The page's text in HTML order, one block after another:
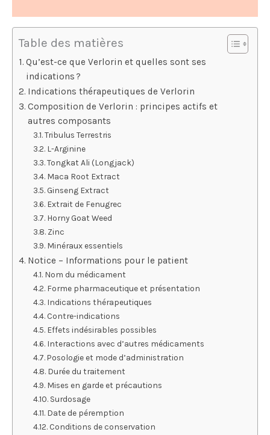
Table des matières
Qu’est-ce que Verlorin et quelles sont ses
indications ?
Indications thérapeutiques de Verlorin
Composition de Verlorin : principes actifs et
autres composants
Tribulus Terrestris
L-Arginine
Tongkat Ali (Longjack)
Maca Root Extract
Ginseng Extract
Extrait de Fenugrec
Horny Goat Weed
Zinc
Minéraux essentiels
Notice – Informations pour le patient
Nom du médicament
Forme pharmaceutique et présentation
Indications thérapeutiques
Contre-indications
Effets indésirables possibles
Interactions avec d’autres médicaments
Posologie et mode d’administration
Durée du traitement
Mises en garde et précautions
Surdosage
Date de péremption
Conditions de conservation